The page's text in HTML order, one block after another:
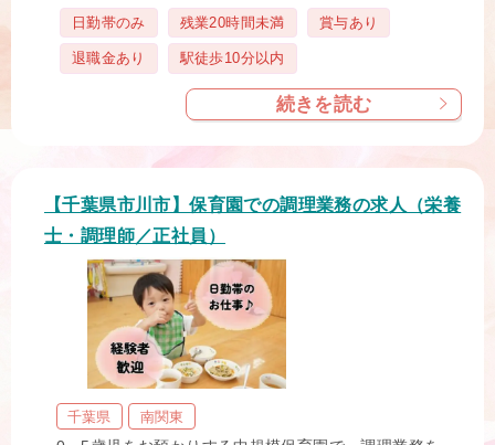
日勤帯のみ 残業20時間未満 賞与あり
退職金あり 駅徒歩10分以内
続きを読む
【千葉県市川市】保育園での調理業務の求人（栄養
士・調理師／正社員）
千葉県 南関東